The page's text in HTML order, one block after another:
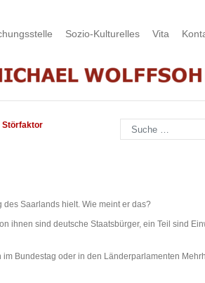
Sozio-Kulturelles Vita
Störfaktor Suchen
Saarlands hielt. Wie meint er das?
ihnen sind deutsche Staatsbürger, ein Teil sind
Bundestag oder in den Länderparlamenten